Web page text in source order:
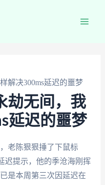
解决300ms延迟的噩梦
劫无间，我
延迟的噩梦
老陈狠狠捶了下鼠标
提示，他的季沧海刚挥
是本周第三次因延迟在